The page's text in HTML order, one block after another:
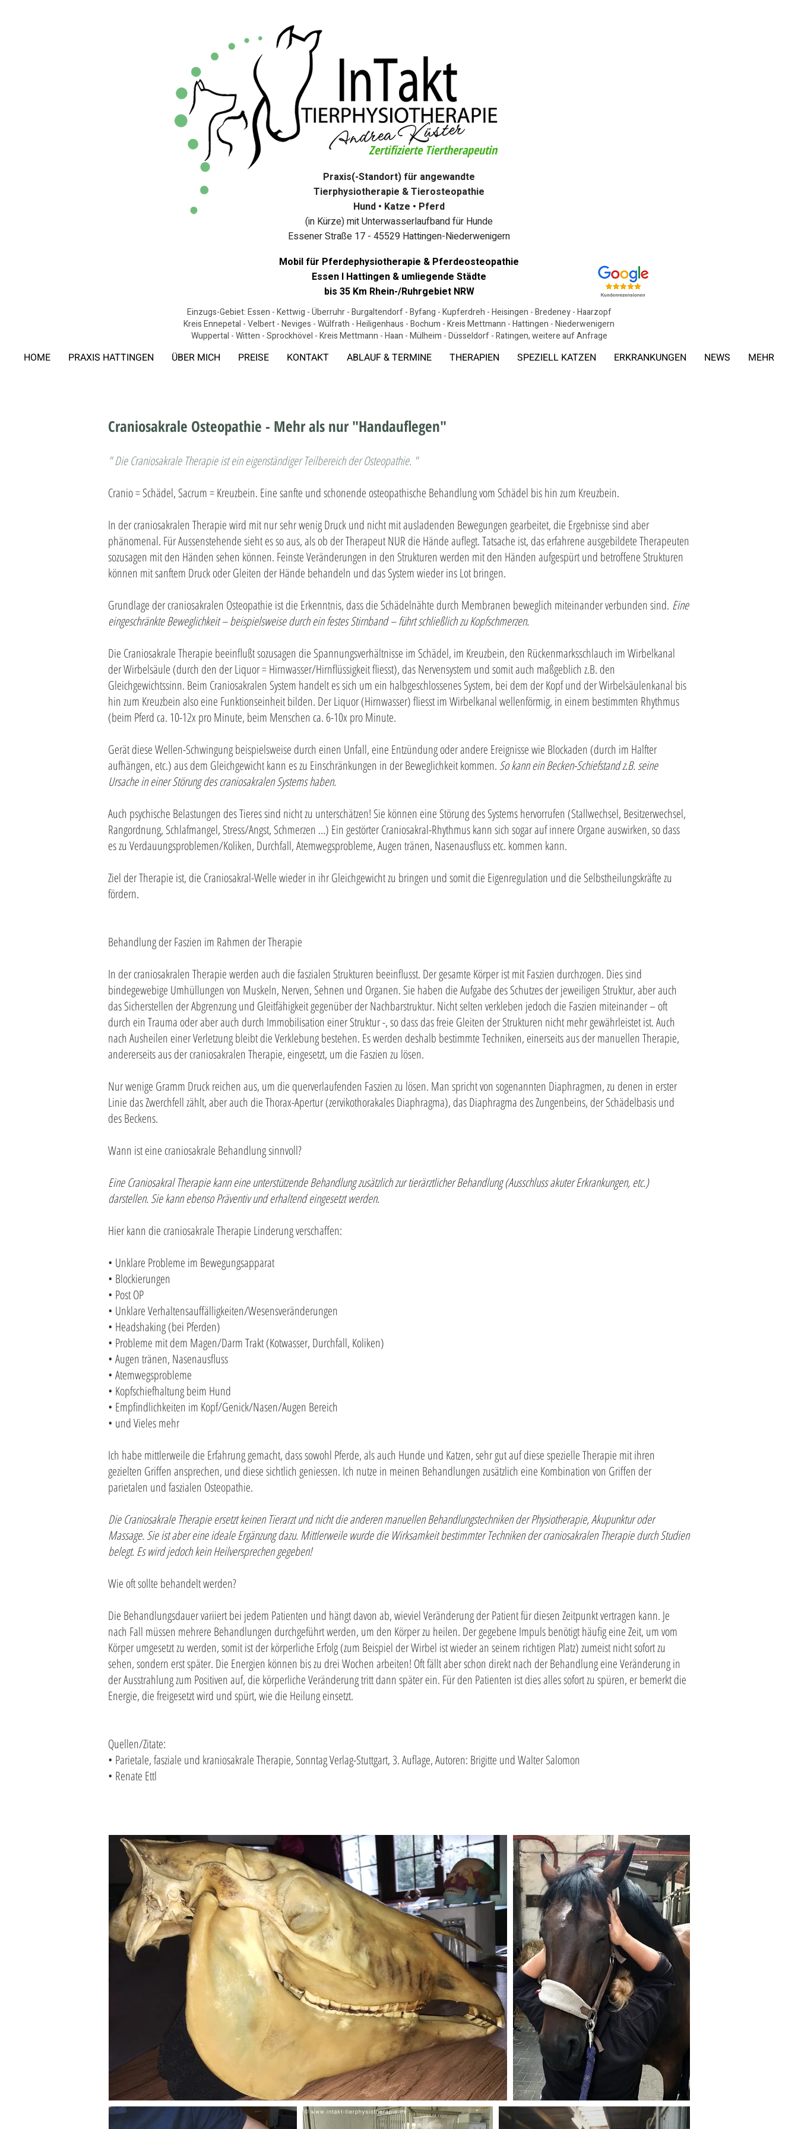
Praxis(-Standort) für angewandte
Tierphysiotherapie & Tierosteopathie
Hund • Katze • Pferd
(in Kürze) mit Unterwasserlaufband für Hunde
Essener Straße 17 - 45529 Hattingen-Niederwenigern
Mobil für Pferdephysiotherapie & Pferdeosteopathie
Essen I Hattingen & umliegende Städte
bis 35 Km Rhein-/Ruhrgebiet NRW
Zertifizierte Tiertherapeutin
Einzugs-Gebiet: Essen - Kettwig - Überruhr - Burgaltendorf - Byfang - Kupferdreh - Heisingen - Bredeney - Haarzopf
Kreis Ennepetal - Velbert - Neviges - Wülfrath - Heiligenhaus - Bochum - Kreis Mettmann - Hattingen - Niederwenigern
Wuppertal - Witten - Sprockhövel - Kreis Mettmann - Haan - Mülheim - Düsseldorf - Ratingen, weitere auf Anfrage
HOME PRAXIS HATTINGEN ÜBER MICH PREISE KONTAKT ABLAUF & TERMINE THERAPIEN SPEZIELL KATZEN ERKRANKUNGEN NEWS MEHR
Craniosakrale Osteopathie - Mehr als nur "Handauflegen"
" Die Craniosakrale Therapie ist ein eigenständiger Teilbereich der Osteopathie. "
Cranio = Schädel, Sacrum = Kreuzbein. Eine sanfte und schonende osteopathische Behandlung vom Schädel bis hin zum Kreuzbein.
In der craniosakralen Therapie wird mit nur sehr wenig Druck und nicht mit ausladenden Bewegungen gearbeitet, die Ergebnisse sind aber
phänomenal. Für Aussenstehende sieht es so aus, als ob der Therapeut NUR die Hände auflegt. Tatsache ist, das erfahrene ausgebildete Therapeuten
sozusagen mit den Händen sehen können. Feinste Veränderungen in den Strukturen werden mit den Händen aufgespürt und betroffene Strukturen
können mit sanftem Druck oder Gleiten der Hände behandeln und das System wieder ins Lot bringen.
Grundlage der craniosakralen Osteopathie ist die Erkenntnis, dass die Schädelnähte durch Membranen beweglich miteinander verbunden sind. Eine
eingeschränkte Beweglichkeit – beispielsweise durch ein festes Stirnband – führt schließlich zu Kopfschmerzen.
Die Craniosakrale Therapie beeinflußt sozusagen die Spannungsverhältnisse im Schädel, im Kreuzbein, den Rückenmarksschlauch im Wirbelkanal
der Wirbelsäule (durch den der Liquor = Hirnwasser/Hirnflüssigkeit fliesst), das Nervensystem und somit auch maßgeblich z.B. den
Gleichgewichtssinn. Beim Craniosakralen System handelt es sich um ein halbgeschlossenes System, bei dem der Kopf und der Wirbelsäulenkanal bis
hin zum Kreuzbein also eine Funktionseinheit bilden. Der Liquor (Hirnwasser) fliesst im Wirbelkanal wellenförmig, in einem bestimmten Rhythmus
(beim Pferd ca. 10-12x pro Minute, beim Menschen ca. 6-10x pro Minute.
Gerät diese Wellen-Schwingung beispielsweise durch einen Unfall, eine Entzündung oder andere Ereignisse wie Blockaden (durch im Halfter
aufhängen, etc.) aus dem Gleichgewicht kann es zu Einschränkungen in der Beweglichkeit kommen. So kann ein Becken-Schiefstand z.B. seine
Ursache in einer Störung des craniosakralen Systems haben.
Auch psychische Belastungen des Tieres sind nicht zu unterschätzen! Sie können eine Störung des Systems hervorrufen (Stallwechsel, Besitzerwechsel,
Rangordnung, Schlafmangel, Stress/Angst, Schmerzen …) Ein gestörter Craniosakral-Rhythmus kann sich sogar auf innere Organe auswirken, so dass
es zu Verdauungsproblemen/Koliken, Durchfall, Atemwegsprobleme, Augen tränen, Nasenausfluss etc. kommen kann.
Ziel der Therapie ist, die Craniosakral-Welle wieder in ihr Gleichgewicht zu bringen und somit die Eigenregulation und die Selbstheilungskräfte zu
fördern.
Behandlung der Faszien im Rahmen der Therapie
In der craniosakralen Therapie werden auch die faszialen Strukturen beeinflusst. Der gesamte Körper ist mit Faszien durchzogen. Dies sind
bindegewebige Umhüllungen von Muskeln, Nerven, Sehnen und Organen. Sie haben die Aufgabe des Schutzes der jeweiligen Struktur, aber auch
das Sicherstellen der Abgrenzung und Gleitfähigkeit gegenüber der Nachbarstruktur. Nicht selten verkleben jedoch die Faszien miteinander – oft
durch ein Trauma oder aber auch durch Immobilisation einer Struktur -, so dass das freie Gleiten der Strukturen nicht mehr gewährleistet ist. Auch
nach Ausheilen einer Verletzung bleibt die Verklebung bestehen. Es werden deshalb bestimmte Techniken, einerseits aus der manuellen Therapie,
andererseits aus der craniosakralen Therapie, eingesetzt, um die Faszien zu lösen.
Nur wenige Gramm Druck reichen aus, um die querverlaufenden Faszien zu lösen. Man spricht von sogenannten Diaphragmen, zu denen in erster
Linie das Zwerchfell zählt, aber auch die Thorax-Apertur (zervikothorakales Diaphragma), das Diaphragma des Zungenbeins, der Schädelbasis und
des Beckens.
Wann ist eine craniosakrale Behandlung sinnvoll?
Eine Craniosakral Therapie kann eine unterstützende Behandlung zusätzlich zur tierärztlicher Behandlung (Ausschluss akuter Erkrankungen, etc.)
darstellen. Sie kann ebenso Präventiv und erhaltend eingesetzt werden.
Hier kann die craniosakrale Therapie Linderung verschaffen:
• Unklare Probleme im Bewegungsapparat
• Blockierungen
• Post OP
• Unklare Verhaltensauffälligkeiten/Wesensveränderungen
• Headshaking (bei Pferden)
• Probleme mit dem Magen/Darm Trakt (Kotwasser, Durchfall, Koliken)
• Augen tränen, Nasenausfluss
• Atemwegsprobleme
• Kopfschiefhaltung beim Hund
• Empfindlichkeiten im Kopf/Genick/Nasen/Augen Bereich
• und Vieles mehr
Ich habe mittlerweile die Erfahrung gemacht, dass sowohl Pferde, als auch Hunde und Katzen, sehr gut auf diese spezielle Therapie mit ihren
gezielten Griffen ansprechen, und diese sichtlich geniessen. Ich nutze in meinen Behandlungen zusätzlich eine Kombination von Griffen der
parietalen und faszialen Osteopathie.
Die Craniosakrale Therapie ersetzt keinen Tierarzt und nicht die anderen manuellen Behandlungstechniken der Physiotherapie, Akupunktur oder
Massage. Sie ist aber eine ideale Ergänzung dazu. Mittlerweile wurde die Wirksamkeit bestimmter Techniken der craniosakralen Therapie durch Studien
belegt. Es wird jedoch kein Heilversprechen gegeben!
​Wie oft sollte behandelt werden?
Die Behandlungsdauer variiert bei jedem Patienten und hängt davon ab, wieviel Veränderung der Patient für diesen Zeitpunkt vertragen kann. Je
nach Fall müssen mehrere Behandlungen durchgeführt werden, um den Körper zu heilen. Der gegebene Impuls benötigt häufig eine Zeit, um vom
Körper umgesetzt zu werden, somit ist der körperliche Erfolg (zum Beispiel der Wirbel ist wieder an seinem richtigen Platz) zumeist nicht sofort zu
sehen, sondern erst später. Die Energien können bis zu drei Wochen arbeiten! Oft fällt aber schon direkt nach der Behandlung eine Veränderung in
der Ausstrahlung zum Positiven auf, die körperliche Veränderung tritt dann später ein. Für den Patienten ist dies alles sofort zu spüren, er bemerkt die
Energie, die freigesetzt wird und spürt, wie die Heilung einsetzt.
Quellen/Zitate:
• Parietale, fasziale und kraniosakrale Therapie, Sonntag Verlag-Stuttgart, 3. Auflage, Autoren: Brigitte und Walter Salomon
• Renate Ettl